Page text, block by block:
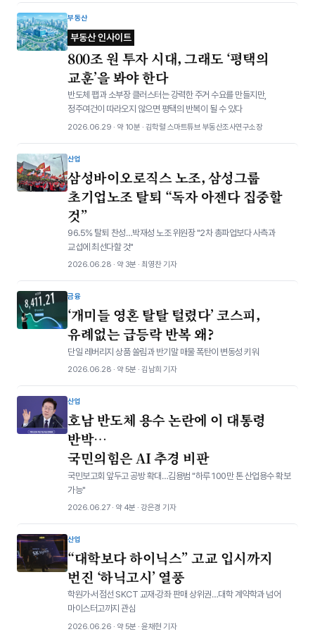
부동산
부동산 인사이트
800조 원 투자 시대, 그래도 ‘평택의
교훈’을 봐야 한다
반도체 팹과 소부장 클러스터는 강력한 주거 수요를 만들지만,
정주여건이 따라오지 않으면 평택의 반복이 될 수 있다
2026.06.29 · 약 10분 · 김학렬 스마트튜브 부동산조사연구소장
산업
삼성바이오로직스 노조, 삼성그룹
초기업노조 탈퇴 “독자 아젠다 집중할
것”
96.5% 탈퇴 찬성…박재성 노조 위원장 "2차 총파업보다 사측과
교섭에 최선다할 것"
2026.06.28 · 약 3분 · 최영찬 기자
금융
‘개미들 영혼 탈탈 털렸다’ 코스피,
유례없는 급등락 반복 왜?
단일 레버리지 상품 쏠림과 반기말 매물 폭탄이 변동성 키워
2026.06.28 · 약 5분 · 김남희 기자
산업
호남 반도체 용수 논란에 이 대통령
반박…
국민의힘은 AI 추경 비판
국민보고회 앞두고 공방 확대…김용범 "하루 100만 톤 산업용수 확보
가능"
2026.06.27 · 약 4분 · 강은경 기자
산업
“대학보다 하이닉스” 고교 입시까지
번진 ‘하닉고시’ 열풍
학원가·서점선 SKCT 교재·강좌 판매 상위권…대학 계약학과 넘어
마이스터고까지 관심
2026.06.26 · 약 5분 · 윤채현 기자